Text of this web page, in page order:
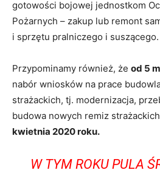
gotowości bojowej jednostkom
Pożarnych – zakup lub remont
i sprzętu pralniczego i suszącego.
Przypominamy również, że od 5
nabór wniosków na prace
strażackich, tj. modernizacja,
budowa nowych remiz
kwietnia 2020 roku.
W TYM ROKU PULA